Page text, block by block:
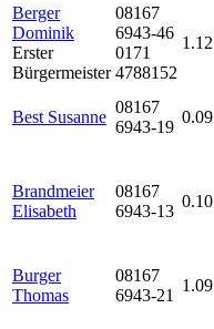
Berger
Dominik
Erster
Bürgermeister
08167
6943-46
0171
4788152
1.12
Best Susanne
08167
6943-19
0.09
Brandmeier
Elisabeth
08167
6943-13
0.10
Burger
Thomas
08167
6943-21
1.09